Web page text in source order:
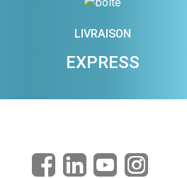
LIVRAISON
EXPRESS